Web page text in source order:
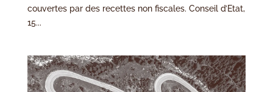
couvertes par des recettes non fiscales. Conseil d’Etat,
15...